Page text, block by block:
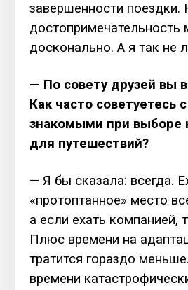
завершенности поездки.
достопримечательность
досконально.А я так не
— По совету друзей вы
Как часто советуетесь
знакомыми при выборе
для путешествий?
— Я бы сказала: всегда.
«протоптанное» место
а если ехать компанией,
Плюс времени на
тратится гораздо
времени